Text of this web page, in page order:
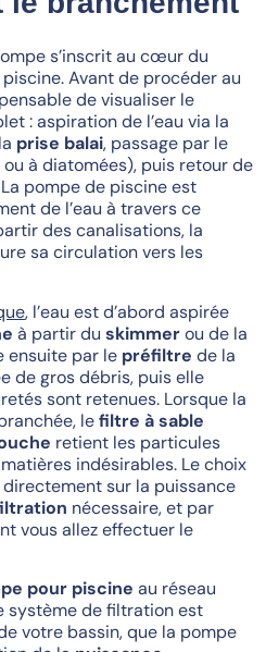
s’inscrit au cœur du
Avant de procéder au
de visualiser le
: aspiration de l’eau via la
prise balai, passage par le
à diatomées), puis retour de
pompe de piscine est
de l’eau à travers ce
des canalisations, la
sa circulation vers les
, l’eau est d’abord aspirée
à partir du skimmerou de la
ensuite par le préfiltre de la
de gros débris, puis elle
sont retenues. Lorsque la
lefiltre à sable
retient les particules
indésirables. Le choix
sur la puissance
nécessaire, et par
vous allez effectuer le
pour piscine au réseau
système de filtration est
votre bassin, que la pompe